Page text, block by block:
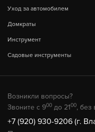
Уход за автомобилем
Домкраты
Инструмент
Садовые инструменты
Возникли вопросы?
Звоните с 900 до 2100, без
+7 (920) 930-9206 (г.